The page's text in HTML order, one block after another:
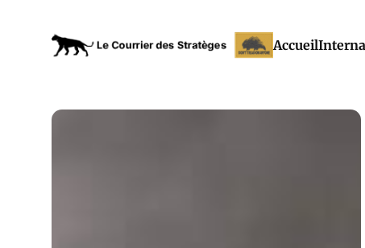
Accueil